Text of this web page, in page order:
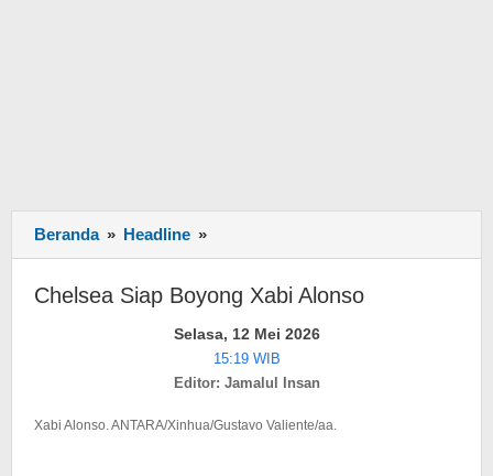
Beranda » Headline »
Siap
Xabi
Alonso
Chelsea Siap Boyong Xabi Alonso
Selasa, 12 Mei 2026
15:19 WIB
Editor: Jamalul Insan
Xabi Alonso. ANTARA/Xinhua/Gustavo Valiente/aa.